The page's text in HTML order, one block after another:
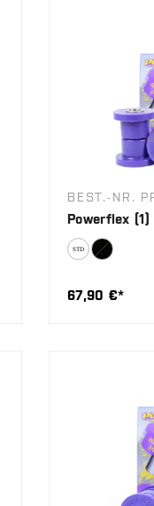
BEST.-NR.
Powerflex
67,90 €*